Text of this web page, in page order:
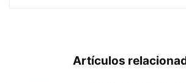
Artículos